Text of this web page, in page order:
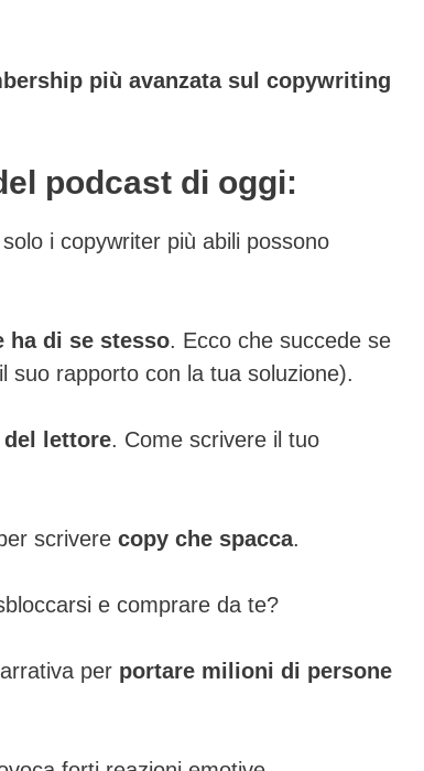
più avanzata sul copywriting
podcast di oggi:
i copywriter più abili possono
ha di se stesso. Ecco che succede se
suo rapporto con la tua soluzione).
del lettore. Come scrivere il tuo
scrivere copy che spacca.
e comprare da te?
per portare milioni di persone